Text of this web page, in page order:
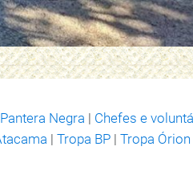
Negra | Chefes e
| Tropa BP | Tropa Órion